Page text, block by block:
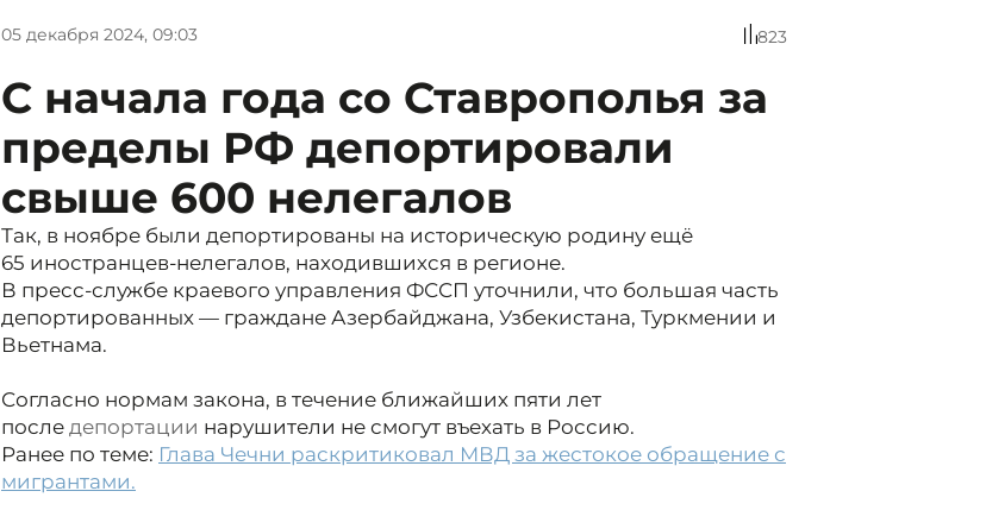
05 декабря 2024, 09:03 823
С начала года со Ставрополья за
пределы РФ депортировали
свыше 600 нелегалов
Так, в ноябре были депортированы на историческую родину ещё
65 иностранцев-нелегалов, находившихся в регионе.
В пресс-службе краевого управления ФССП уточнили, что большая часть
депортированных — граждане Азербайджана, Узбекистана, Туркмении и
Вьетнама.
Согласно нормам закона, в течение ближайших пяти лет
после депортации нарушители не смогут въехать в Россию.
Ранее по теме: Глава Чечни раскритиковал МВД за жестокое обращение с
мигрантами.